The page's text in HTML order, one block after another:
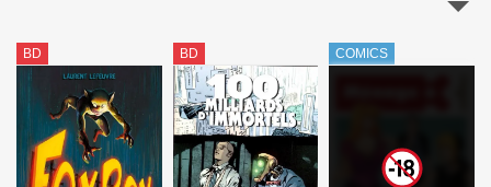
BD BD COMICS